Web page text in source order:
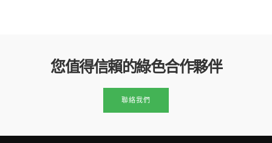
您值得信賴的綠色合作夥伴
聯絡我們